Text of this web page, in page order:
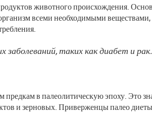
животного происхождения.
всеми необходимыми
таких как диабет и
в палеолитическую эпоху. Это
и зерновых. Приверженцы палео